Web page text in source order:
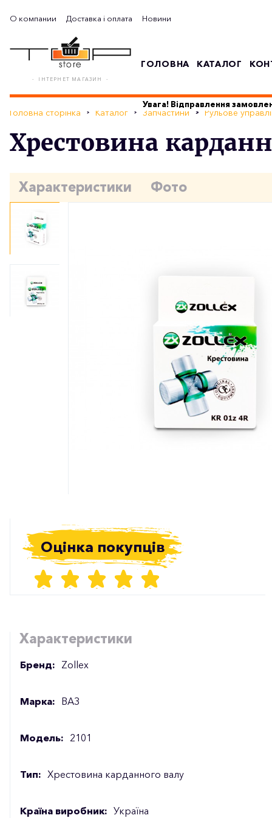
О компании Доставка і оплата Новини
- ІНТЕРНЕТ МАГАЗИН -
ГОЛОВНА КАТАЛОГ
Увага! Відправлення
Головна сторінка Каталог Запчастини Рульове
Хрестовина
Характеристики Фото
Оцінка покупців
Характеристики
Бренд: Zollex
Марка: ВАЗ
Модель: 2101
Тип: Хрестовина карданного валу
Країна виробник: Україна